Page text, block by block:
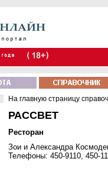
На главную страницу
РАССВЕТ
Ресторан
Зои и Александра
Телефоны: 450-9110, 450-